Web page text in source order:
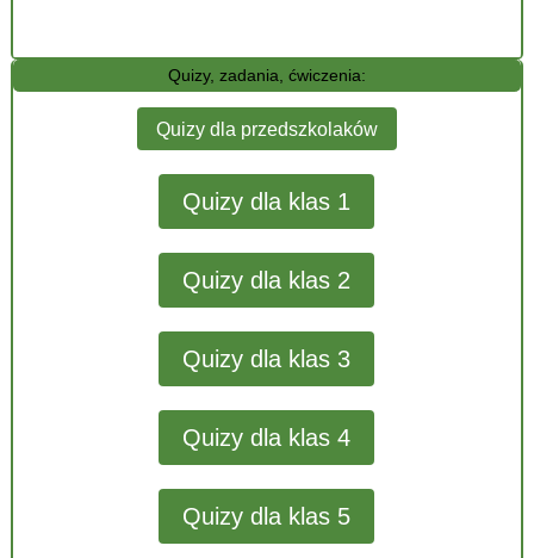
Quizy, zadania, ćwiczenia:
Quizy dla przedszkolaków
Quizy dla klas 1
Quizy dla klas 2
Quizy dla klas 3
Quizy dla klas 4
Quizy dla klas 5